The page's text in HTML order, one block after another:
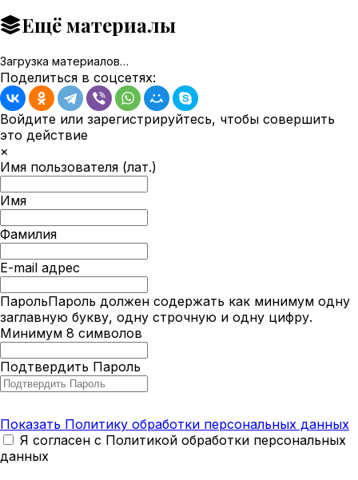
Ещё материалы
Загрузка материалов…
Поделиться в соцсетях:
Войдите или зарегистрируйтесь, чтобы совершить
это действие
×
Имя пользователя (лат.)
Имя
Фамилия
E-mail адрес
ПарольПароль должен содержать как минимум одну
заглавную букву, одну строчную и одну цифру.
Минимум 8 символов
Подтвердить Пароль
Показать Политику обработки персональных данных
Я согласен с Политикой обработки персональных
данных